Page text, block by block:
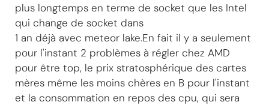
plus longtemps en terme de socket que les Intel
qui change de socket dans
1 an déjà avec meteor lake.En fait il y a seulement
pour l'instant 2 problèmes à régler chez AMD
pour être top, le prix stratosphérique des cartes
mères même les moins chères en B pour l'instant
et la consommation en repos des cpu, qui sera